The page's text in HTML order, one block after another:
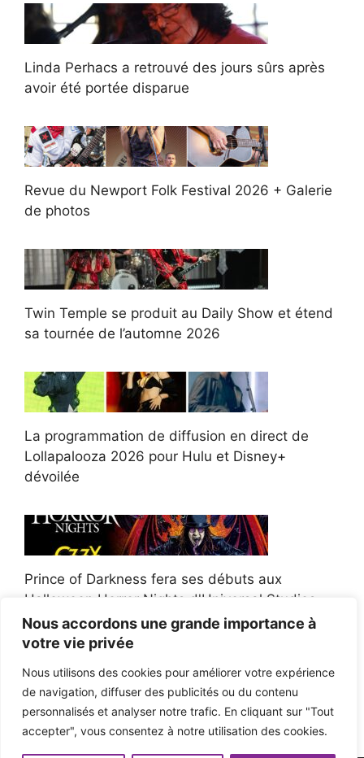
Nous accordons une grande importance à
votre vie privée
Nous utilisons des cookies pour améliorer votre expérience
de navigation, diffuser des publicités ou du contenu
personnalisés et analyser notre trafic. En cliquant sur "Tout
accepter", vous consentez à notre utilisation des cookies.
Linda Perhacs a retrouvé des jours sûrs après
avoir été portée disparue
Revue du Newport Folk Festival 2026 + Galerie
de photos
Twin Temple se produit au Daily Show et étend
sa tournée de l’automne 2026
La programmation de diffusion en direct de
Lollapalooza 2026 pour Hulu et Disney+
dévoilée
Prince of Darkness fera ses débuts aux
Halloween Horror Nights d'Universal Studios
Afroman poursuit un policier de l'Ohio après la
victoire du jury en diffamation